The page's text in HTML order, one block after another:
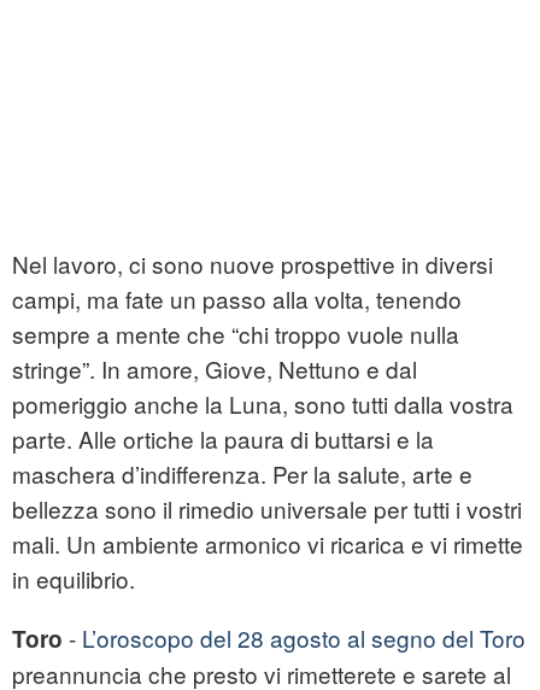
Nel lavoro, ci sono nuove prospettive in diversi
campi, ma fate un passo alla volta, tenendo
sempre a mente che “chi troppo vuole nulla
stringe”. In amore, Giove, Nettuno e dal
pomeriggio anche la Luna, sono tutti dalla vostra
parte. Alle ortiche la paura di buttarsi e la
maschera d’indifferenza. Per la salute, arte e
bellezza sono il rimedio universale per tutti i vostri
mali. Un ambiente armonico vi ricarica e vi rimette
in equilibrio.
Toro - L’oroscopo del 28 agosto al segno del Toro
preannuncia che presto vi rimetterete e sarete al